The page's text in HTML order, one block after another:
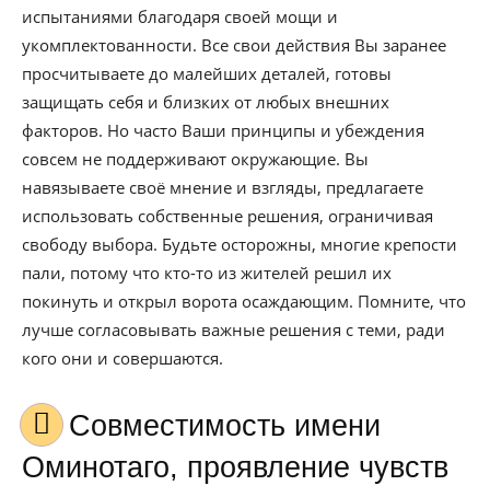
испытаниями благодаря своей мощи и
укомплектованности. Все свои действия Вы заранее
просчитываете до малейших деталей, готовы
защищать себя и близких от любых внешних
факторов. Но часто Ваши принципы и убеждения
совсем не поддерживают окружающие. Вы
навязываете своё мнение и взгляды, предлагаете
использовать собственные решения, ограничивая
свободу выбора. Будьте осторожны, многие крепости
пали, потому что кто-то из жителей решил их
покинуть и открыл ворота осаждающим. Помните, что
лучше согласовывать важные решения с теми, ради
кого они и совершаются.
Совместимость имени
Оминотаго, проявление чувств